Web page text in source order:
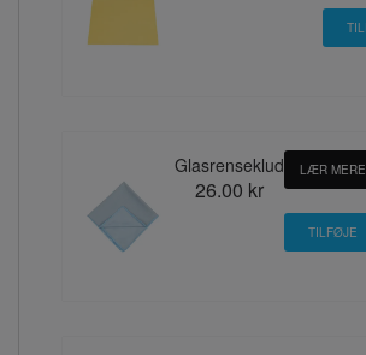
Glasrenseklud
26.00 kr
LÆR MERE